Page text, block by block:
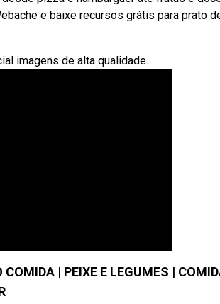
e baixe recursos grátis para prato
imagens de alta qualidade.
| PEIXE E LEGUMES |